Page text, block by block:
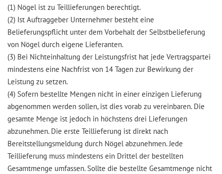
(1) Nögel ist zu Teillieferungen berechtigt.
(2) Ist Auftraggeber Unternehmer besteht eine
Belieferungspflicht unter dem Vorbehalt der Selbstbelieferung
von Nögel durch eigene Lieferanten.
(3) Bei Nichteinhaltung der Leistungsfrist hat jede Vertragspartei
mindestens eine Nachfrist von 14 Tagen zur Bewirkung der
Leistung zu setzen.
(4) Sofern bestellte Mengen nicht in einer einzigen Lieferung
abgenommen werden sollen, ist dies vorab zu vereinbaren. Die
gesamte Menge ist jedoch in höchstens drei Lieferungen
abzunehmen. Die erste Teillieferung ist direkt nach
Bereitstellungsmeldung durch Nögel abzunehmen. Jede
Teillieferung muss mindestens ein Drittel der bestellten
Gesamtmenge umfassen. Sollte die bestellte Gesamtmenge nicht